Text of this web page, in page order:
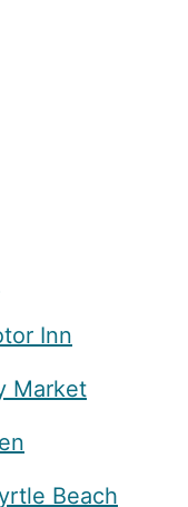
Inn
Market
Beach